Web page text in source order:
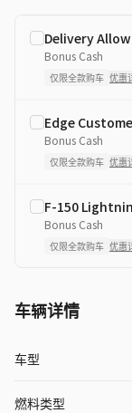
Delivery
Bonus Cash
仅限全款购车 优惠
Edge
Bonus Cash
仅限全款购车 优惠
F-150
Bonus Cash
仅限全款购车 优惠
车辆详情
车型
燃料类型